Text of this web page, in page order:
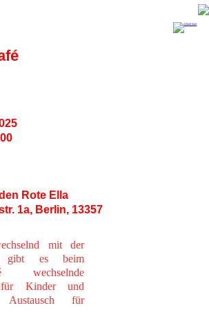
mit der
gibt es beim
wechselnde
für Kinder und
Austausch für
Rote Ella
1a, Berlin, 13357